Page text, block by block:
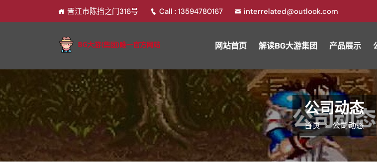
晋江市陈挡之门316号 Call : 13594780167 interrelated@outlook.com
网站首页 解读BG大游集团 产品展示
公司动态
首页 公司动态